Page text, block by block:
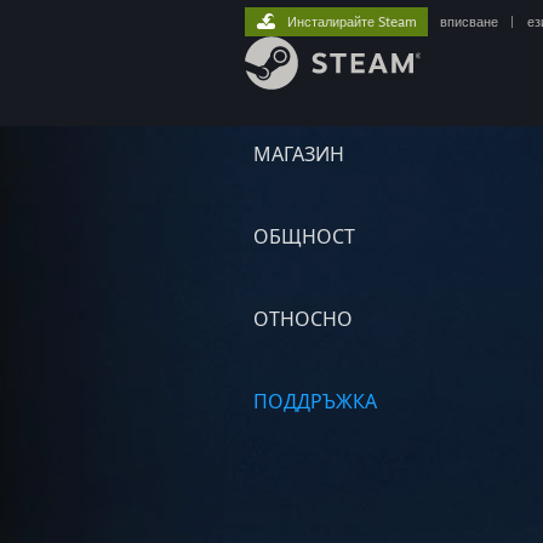
МАГАЗИН
ОБЩНОСТ
ОТНОСНО
ПОДДРЪЖКА
Инсталирайте Steam вписване